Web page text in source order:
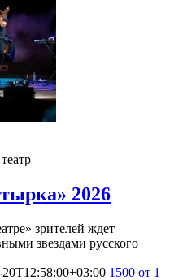
2026
зрителей ждет
звездами русского
20T12:58:00+03:00 1500 от 1